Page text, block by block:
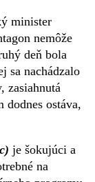
minister
nemôže
deň bola
sa nachádzalo
zasiahnutá
dodnes ostáva,
je šokujúci a
na